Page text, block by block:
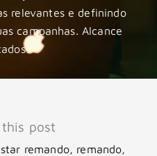
relevantes e definindo
campanhas. Alcance
post
remando, remando,